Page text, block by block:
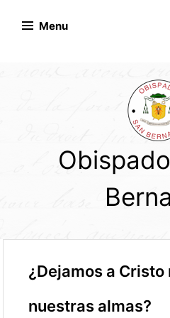
Menu
¿Dejamos a Cristo
nuestras almas?